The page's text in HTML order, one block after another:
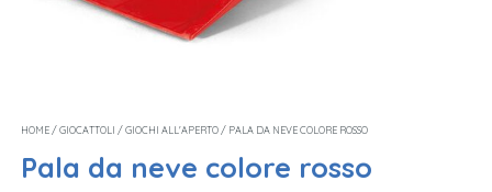
HOME /GIOCATTOLI /GIOCHI ALL'APERTO / PALA DA NEVE COLORE ROSSO
Pala da neve colore rosso